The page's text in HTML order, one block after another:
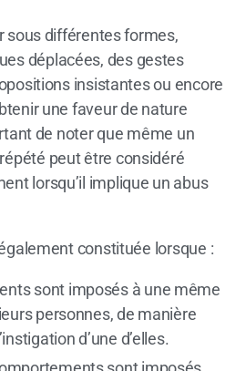
sous différentes formes,
déplacées, des gestes
insistantes ou encore
une faveur de nature
de noter que même un
peut être considéré
lorsqu’il implique un abus
constituée lorsque :
sont imposés à une même
personnes, de manière
d’une d’elles.